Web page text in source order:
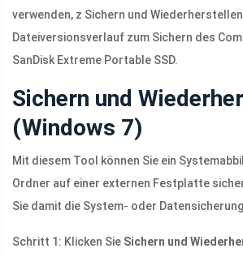
verwenden, z Sichern und
Dateiversionsverlauf zum Sichern des
SanDisk Extreme Portable SSD.
Sichern und
(Windows 7)
Mit diesem Tool können Sie ein
Ordner auf einer externen Festplatte
Sie damit die System- oder
Schritt 1: Klicken Sie Sichern und